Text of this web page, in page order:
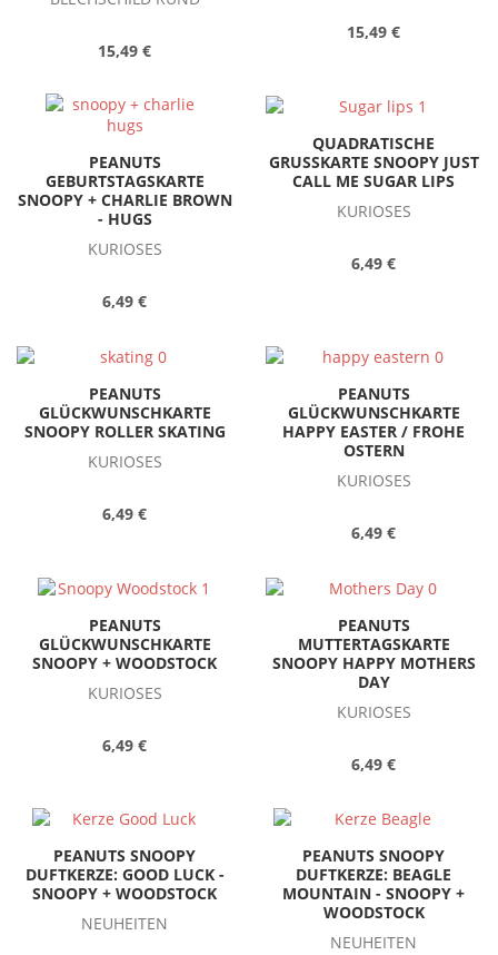
15,49 €
15,49 €
PEANUTS
GEBURTSTAGSKARTE
SNOOPY + CHARLIE BROWN
- HUGS
KURIOSES
6,49 €
QUADRATISCHE
GRUSSKARTE SNOOPY JUST
CALL ME SUGAR LIPS
KURIOSES
6,49 €
PEANUTS
GLÜCKWUNSCHKARTE
SNOOPY ROLLER SKATING
KURIOSES
6,49 €
PEANUTS
GLÜCKWUNSCHKARTE
HAPPY EASTER / FROHE
OSTERN
KURIOSES
6,49 €
PEANUTS
GLÜCKWUNSCHKARTE
SNOOPY + WOODSTOCK
KURIOSES
6,49 €
PEANUTS
MUTTERTAGSKARTE
SNOOPY HAPPY MOTHERS
DAY
KURIOSES
6,49 €
PEANUTS SNOOPY
DUFTKERZE: GOOD LUCK -
SNOOPY + WOODSTOCK
NEUHEITEN
PEANUTS SNOOPY
DUFTKERZE: BEAGLE
MOUNTAIN - SNOOPY +
WOODSTOCK
NEUHEITEN